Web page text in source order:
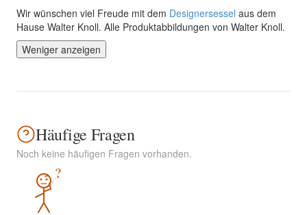
Wir wünschen viel Freude mit dem Designersessel aus dem
Hause Walter Knoll. Alle Produktabbildungen von Walter Knoll.
Weniger anzeigen
Häufige Fragen
Noch keine häufigen Fragen vorhanden.
?